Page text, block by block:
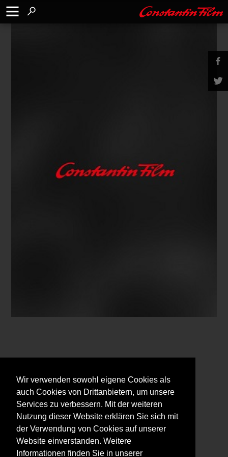
Wir verwenden sowohl eigene Cookies als
auch Cookies von Drittanbietern, um unsere
Services zu verbessern. Mit der weiteren
Nutzung dieser Website erklären Sie sich mit
der Verwendung von Cookies auf unserer
Website einverstanden. Weitere
Informationen finden Sie in unserer